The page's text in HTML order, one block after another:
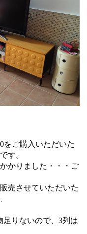
をご購入いただいた
す。
かりました・・・ご
売させていただいた
足りないので、3列は